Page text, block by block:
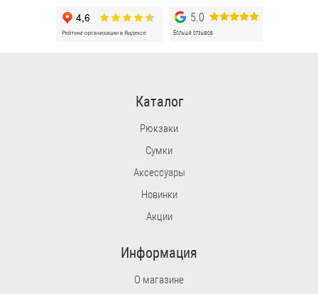
5.0
Больше отзывов
Каталог
Рюкзаки
Сумки
Аксессуары
Новинки
Акции
Информация
О магазине